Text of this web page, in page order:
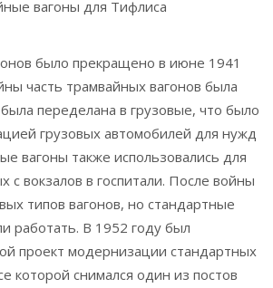
вагоны для Тифлиса
было прекращено в июне 1941
часть трамвайных вагонов была
переделана в грузовые, что было
грузовых автомобилей для нужд
вагоны также использовались для
с вокзалов в госпитали. После войны
типов вагонов, но стандартные
работать. В 1952 году был
проект модернизации стандартных
которой снимался один из постов